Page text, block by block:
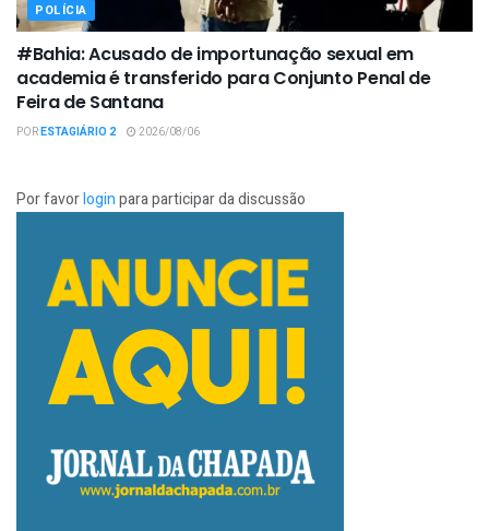
POLÍCIA
#Bahia: Acusado de importunação sexual em
academia é transferido para Conjunto Penal de
Feira de Santana
PORESTAGIÁRIO 2 2026/08/06
Por favorloginpara participar da discussão